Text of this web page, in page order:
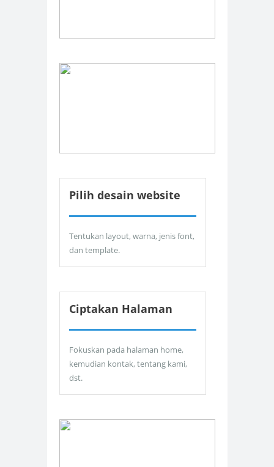
Pilih desain website
Tentukan layout, warna, jenis font,
dan template.
Ciptakan Halaman
Fokuskan pada halaman home,
kemudian kontak, tentang kami,
dst.